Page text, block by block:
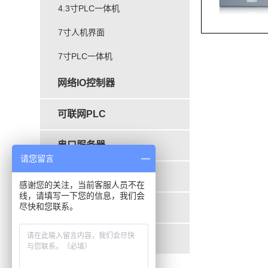
4.3寸PLC一体机
7寸人机界面
7寸PLC一体机
网络IO控制器
可联网PLC
串口服务器
云温室大棚控制系统
云组态PLC
请您留言
感谢您的关注，当前客服人员不在
线，请填写一下您的信息，我们会
尽快和您联系。